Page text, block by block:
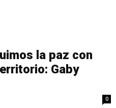
la paz con
Gaby
0